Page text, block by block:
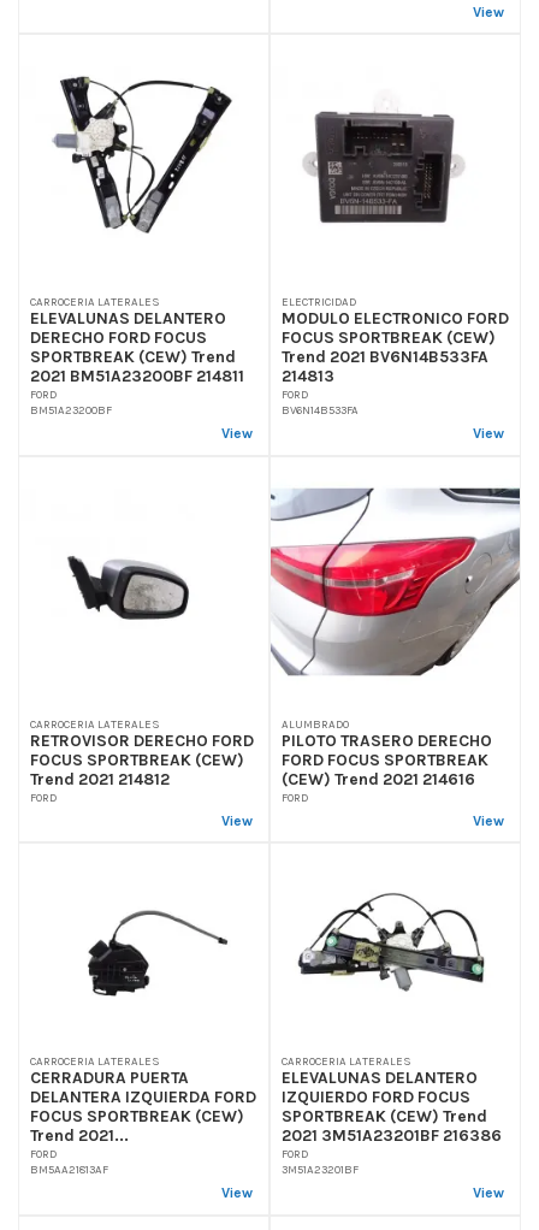
View
CARROCERIA LATERALES
ELEVALUNAS DELANTERO
DERECHO FORD FOCUS
SPORTBREAK (CEW) Trend
2021 BM51A23200BF 214811
FORD
BM51A23200BF
View
ELECTRICIDAD
MODULO ELECTRONICO FORD
FOCUS SPORTBREAK (CEW)
Trend 2021 BV6N14B533FA
214813
FORD
BV6N14B533FA
View
CARROCERIA LATERALES
RETROVISOR DERECHO FORD
FOCUS SPORTBREAK (CEW)
Trend 2021 214812
FORD
View
ALUMBRADO
PILOTO TRASERO DERECHO
FORD FOCUS SPORTBREAK
(CEW) Trend 2021 214616
FORD
View
CARROCERIA LATERALES
CERRADURA PUERTA
DELANTERA IZQUIERDA FORD
FOCUS SPORTBREAK (CEW)
Trend 2021...
FORD
BM5AA21813AF
View
CARROCERIA LATERALES
ELEVALUNAS DELANTERO
IZQUIERDO FORD FOCUS
SPORTBREAK (CEW) Trend
2021 3M51A23201BF 216386
FORD
3M51A23201BF
View